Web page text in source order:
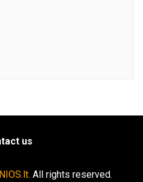
us
All rights reserved.